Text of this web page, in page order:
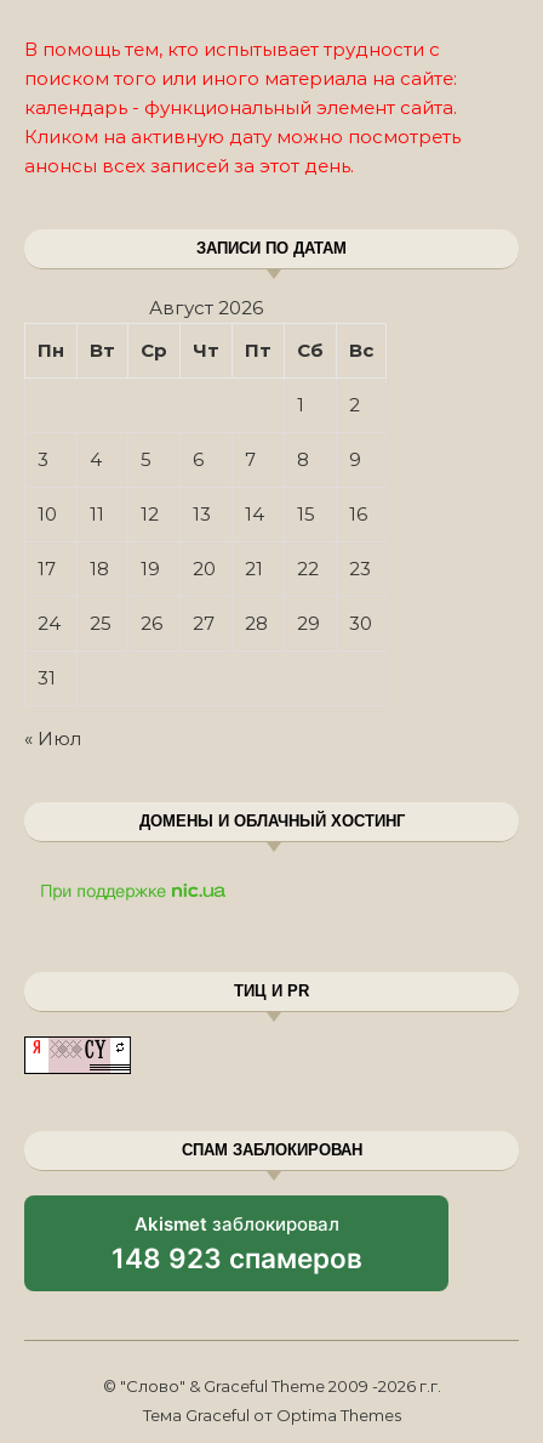
В помощь тем, кто испытывает трудности с
поиском того или иного материала на сайте:
календарь - функциональный элемент сайта.
Кликом на активную дату можно посмотреть
анонсы всех записей за этот день.
ЗАПИСИ ПО ДАТАМ
Август 2026
Пн
Вт Ср Чт Пт Сб Вс
1 2
3 4 5 6 7 8 9
10 11 12 13 14 15 16
17 18 19 20 21 22 23
24 25 26 27 28 29 30
31
« Июл
ДОМЕНЫ И ОБЛАЧНЫЙ ХОСТИНГ
ТИЦ И PR
СПАМ ЗАБЛОКИРОВАН
Akismet заблокировал
148 923 спамеров
© "Слово" & Graceful Theme 2009 -2026 г.г.
Тема Graceful от Optima Themes